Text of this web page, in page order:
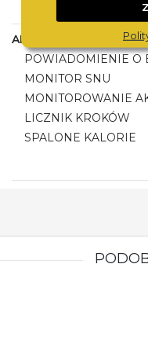
AKTYWNOŚĆ
POWIADOMIENIE O
MONITOR SNU
MONITOROWANIE
LICZNIK KROKÓW
SPALONE KALORIE